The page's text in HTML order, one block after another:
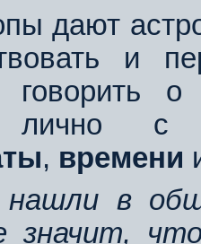
дают
и
о
лично
, времени
в
значит,